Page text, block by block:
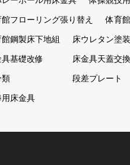
フローリング張り替え 体育
鋼製床下地組 床ウレタン塗装
具基礎改修 床金具天蓋交換
類 段差プレート
用床金具